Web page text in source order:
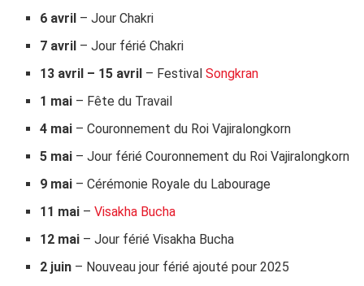
6 avril – Jour Chakri
7 avril – Jour férié Chakri
13 avril – 15 avril – FestivalSongkran
1 mai – Fête du Travail
4 mai – Couronnement du Roi Vajiralongkorn
5 mai – Jour férié Couronnement du Roi Vajiralongkorn
9 mai – Cérémonie Royale du Labourage
11 mai – Visakha Bucha
12 mai – Jour férié Visakha Bucha
2 juin – Nouveau jour férié ajouté pour 2025